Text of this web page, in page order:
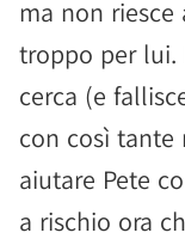
ma non riesce
troppo per lui.
cerca (e
con così tante
aiutare Pete
a rischio ora